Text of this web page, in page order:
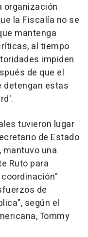
organización
la Fiscalía no se
mantenga
al tiempo
impiden
de que el
detengan estas
tuvieron lugar
de Estado
mantuvo una
Ruto para
de
según el
Tommy